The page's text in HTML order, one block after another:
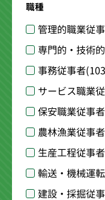
職種
管理的職業従
専門的・技術
事務従事者
サービス職業
保安職業従事者
農林漁業従事者
生産工程従事者
輸送・機械運
建設・採掘従